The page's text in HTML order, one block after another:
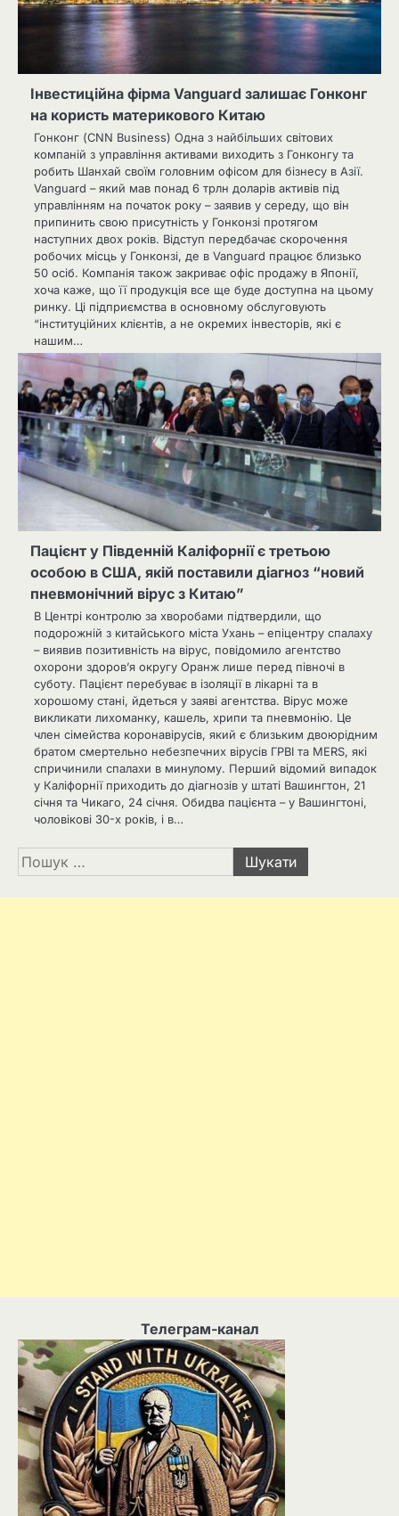
Інвестиційна фірма Vanguard залишає Гонконг
на користь материкового Китаю
Гонконг (CNN Business) Одна з найбільших світових
компаній з управління активами виходить з Гонконгу та
робить Шанхай своїм головним офісом для бізнесу в Азії.
Vanguard – який мав понад 6 трлн доларів активів під
управлінням на початок року – заявив у середу, що він
припинить свою присутність у Гонконзі протягом
наступних двох років. Відступ передбачає скорочення
робочих місць у Гонконзі, де в Vanguard працює близько
50 осіб. Компанія також закриває офіс продажу в Японії,
хоча каже, що її продукція все ще буде доступна на цьому
ринку. Ці підприємства в основному обслуговують
“інституційних клієнтів, а не окремих інвесторів, які є
нашим…
Пацієнт у Південній Каліфорнії є третьою
особою в США, якій поставили діагноз “новий
пневмонічний вірус з Китаю”
В Центрі контролю за хворобами підтвердили, що
подорожній з китайського міста Ухань – епіцентру спалаху
– виявив позитивність на вірус, повідомило агентство
охорони здоров’я округу Оранж лише перед півночі в
суботу. Пацієнт перебуває в ізоляції в лікарні та в
хорошому стані, йдеться у заяві агентства. Вірус може
викликати лихоманку, кашель, хрипи та пневмонію. Це
член сімейства коронавірусів, який є близьким двоюрідним
братом смертельно небезпечних вірусів ГРВІ та MERS, які
спричинили спалахи в минулому. Перший відомий випадок
у Каліфорнії приходить до діагнозів у штаті Вашингтон, 21
січня та Чикаго, 24 січня. Обидва пацієнта – у Вашингтоні,
чоловікові 30-х років, і в…
Пошук:
Телеграм-канал